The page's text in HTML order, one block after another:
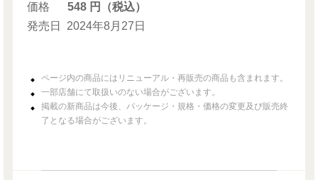
価格
548 円（税込）
発売日
2024年8月27日
ページ内の商品にはリニューアル・再販売の商品も含まれます。
一部店舗にて取扱いのない場合がございます。
掲載の新商品は今後、パッケージ・規格・価格の変更及び販売終
了となる場合がございます。